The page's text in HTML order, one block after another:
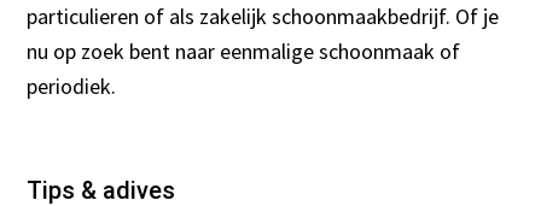
particulieren of als zakelijk schoonmaakbedrijf. Of je
nu op zoek bent naar eenmalige schoonmaak of
periodiek.
Tips & adives